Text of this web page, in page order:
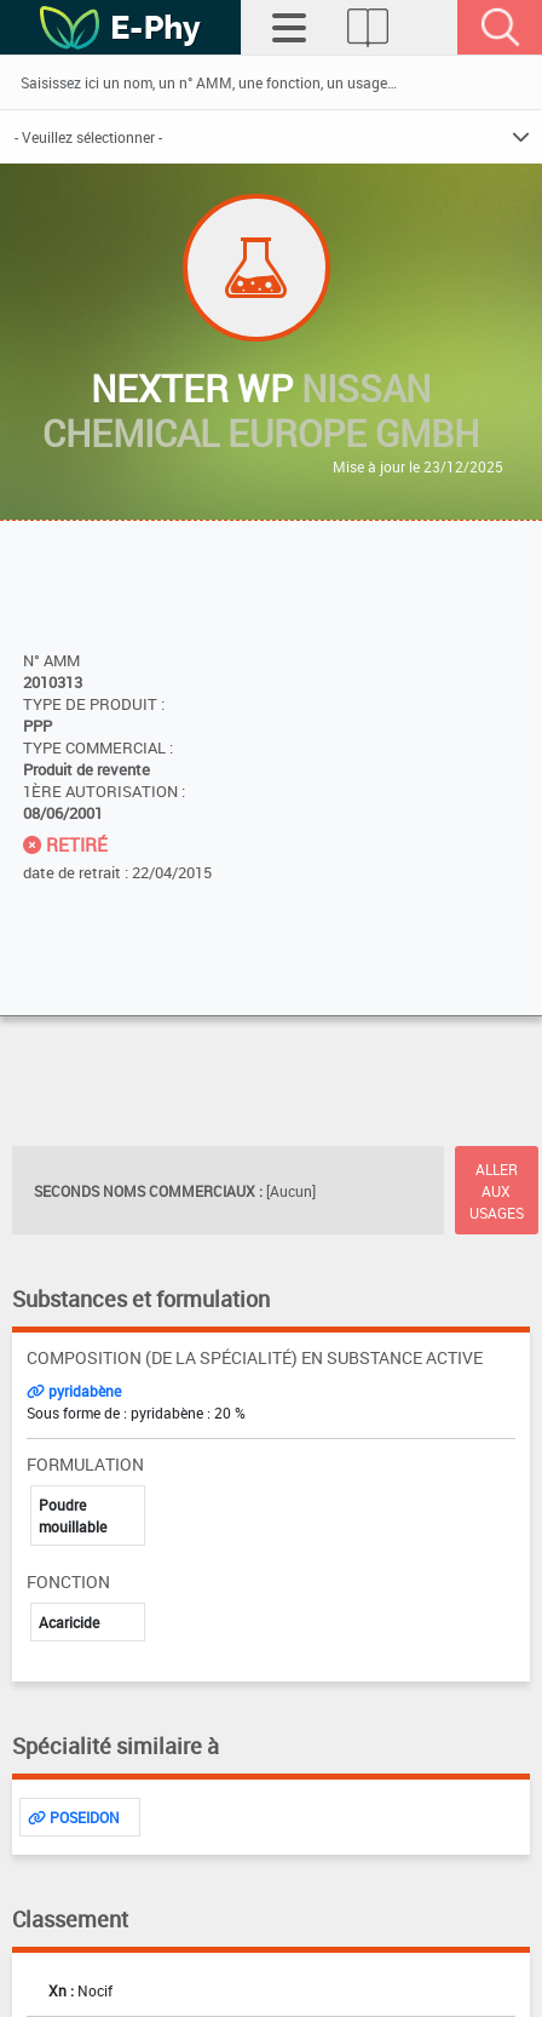
NEXTER WPNISSAN
CHEMICAL EUROPE GMBH
Mise à jour le 23/12/2025
N° AMM
2010313
TYPE DE PRODUIT :
PPP
TYPE COMMERCIAL :
Produit de revente
1ÈRE AUTORISATION :
08/06/2001
RETIRÉ
date de retrait : 22/04/2015
SECONDS NOMS COMMERCIAUX : [Aucun]
ALLER
AUX
USAGES
Substances et formulation
COMPOSITION (DE LA SPÉCIALITÉ) EN SUBSTANCE ACTIVE
pyridabène
Sous forme de : pyridabène : 20 %
FORMULATION
Poudre
mouillable
FONCTION
Acaricide
Spécialité similaire à
POSEIDON
Classement
Xn : Nocif